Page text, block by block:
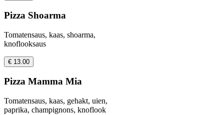
Pizza Shoarma
Tomatensaus, kaas, shoarma,
knoflooksaus
€ 13.00
Pizza Mamma Mia
Tomatensaus, kaas, gehakt, uien,
paprika, champignons, knoflook